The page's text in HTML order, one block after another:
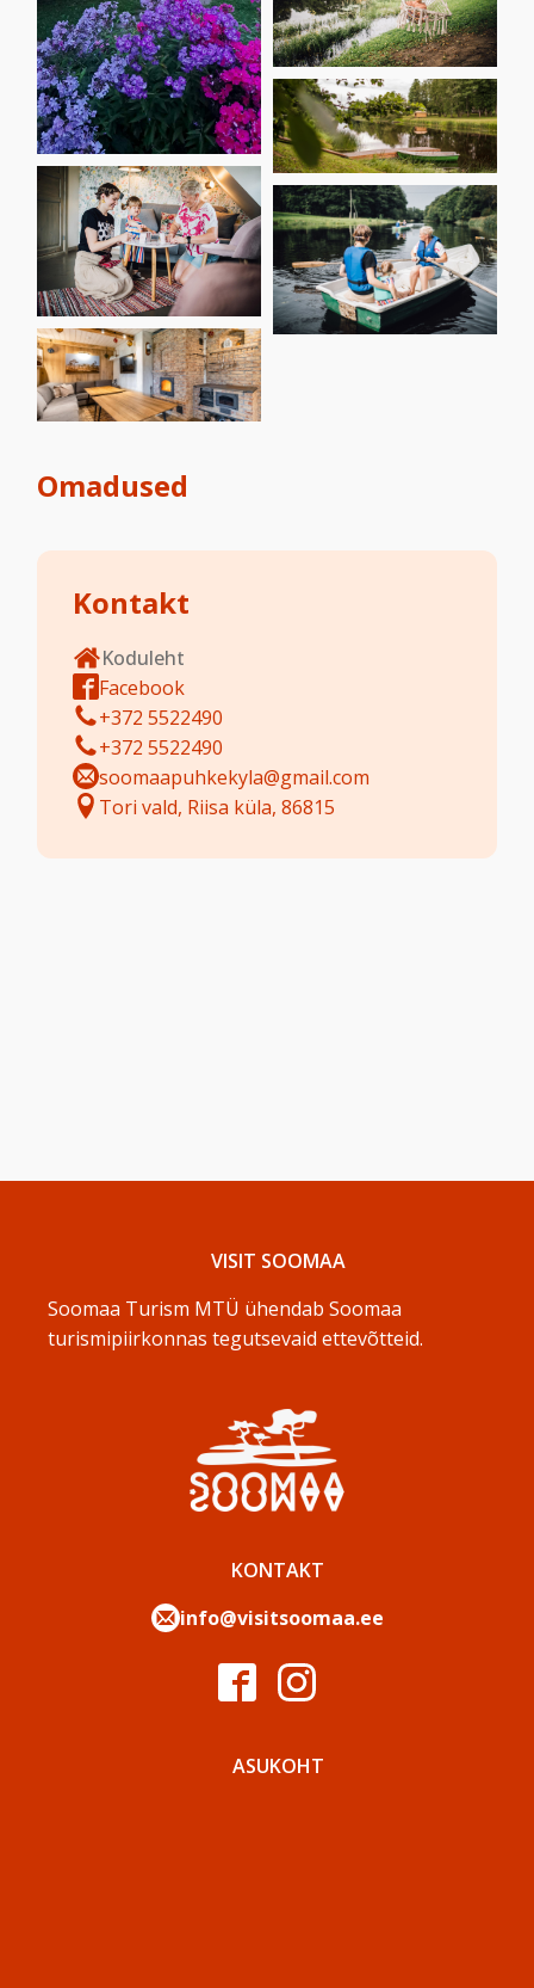
Omadused
Kontakt
Koduleht
Facebook
+372 5522490
+372 5522490
soomaapuhkekyla@gmail.com
Tori vald, Riisa küla, 86815
VISIT SOOMAA
Soomaa Turism MTÜ ühendab Soomaa
turismipiirkonnas tegutsevaid ettevõtteid.
KONTAKT
info@visitsoomaa.ee
ASUKOHT